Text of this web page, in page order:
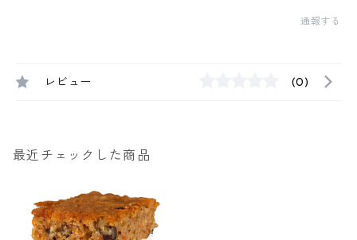
通報する
レビュー (0)
最近チェックした商品